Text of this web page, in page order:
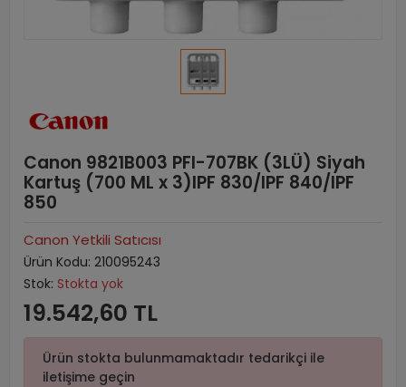
Canon 9821B003 PFI-707BK (3LÜ) Siyah
Kartuş (700 ML x 3)IPF 830/IPF 840/IPF
850
Canon Yetkili Satıcısı
Ürün Kodu: 210095243
Stok: Stokta yok
19.542,60 TL
Ürün stokta bulunmamaktadır tedarikçi ile
iletişime geçin